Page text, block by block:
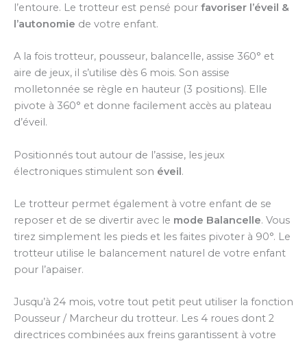
l’entoure. Le trotteur est pensé pour favoriser l’éveil &
l’autonomie de votre enfant.
A la fois trotteur, pousseur, balancelle, assise 360° et
aire de jeux, il s’utilise dès 6 mois. Son assise
molletonnée se règle en hauteur (3 positions). Elle
pivote à 360° et donne facilement accès au plateau
d’éveil.
Positionnés tout autour de l’assise, les jeux
électroniques stimulent son éveil.
Le trotteur permet également à votre enfant de se
reposer et de se divertir avec le mode Balancelle. Vous
tirez simplement les pieds et les faites pivoter à 90°. Le
trotteur utilise le balancement naturel de votre enfant
pour l’apaiser.
Jusqu’à 24 mois, votre tout petit peut utiliser la fonction
Pousseur / Marcheur du trotteur. Les 4 roues dont 2
directrices combinées aux freins garantissent à votre